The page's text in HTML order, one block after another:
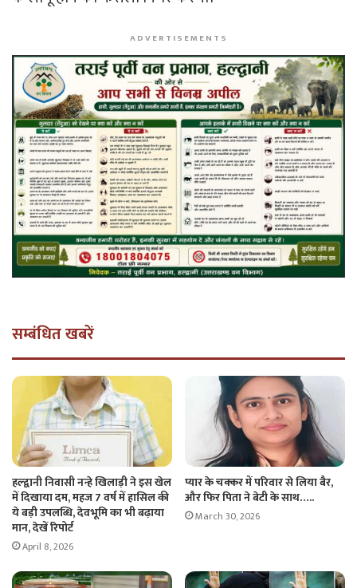
ADVERTISEMENTS
सम्बंधित खबरें
हल्द्वानी निवासी नन्हे खिलाड़ी ने इस खेल
में दिखाया दम, महज 7 वर्ष में हासिल की
ये बड़ी उपलब्धि, देवभूमि का भी बढ़ाया
मान, देखें रिपोर्ट
April 8, 2026
प्यार के चक्कर में परिवार से लिया बैर,
और फिर पिता ने बेटी के साथ…..
March 30, 2026